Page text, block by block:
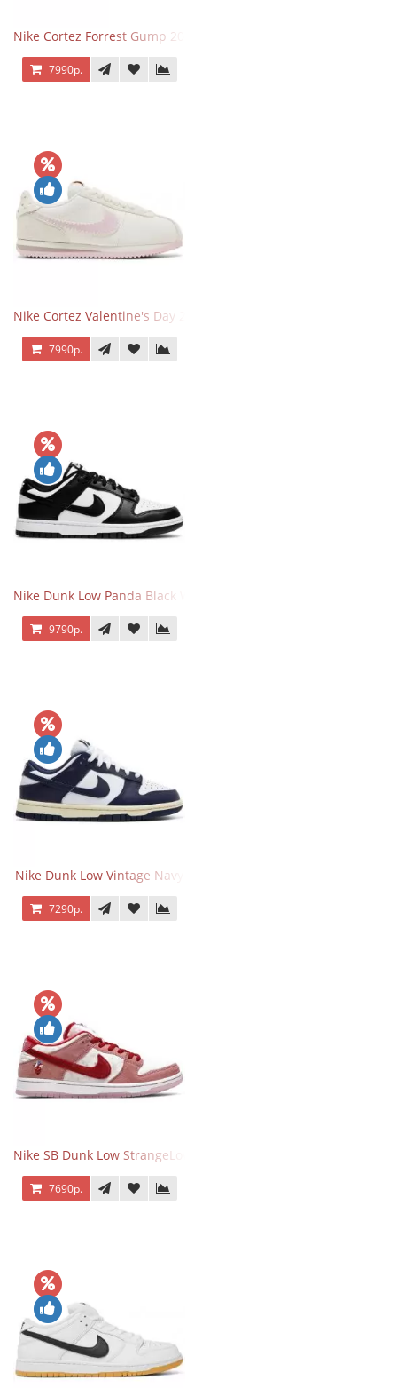
Nike Cortez Forrest Gump 2024
7990р.
Nike Cortez Valentine's Day 2025
7990р.
Nike Dunk Low Panda Black White
9790р.
Nike Dunk Low Vintage Navy
7290р.
Nike SB Dunk Low StrangeLove Valentine's Day
7690р.